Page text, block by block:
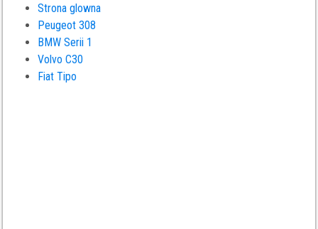
Strona glowna
Peugeot 308
BMW Serii 1
Volvo C30
Fiat Tipo